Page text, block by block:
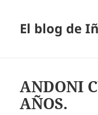
El blog de
ANDONI
AÑOS.